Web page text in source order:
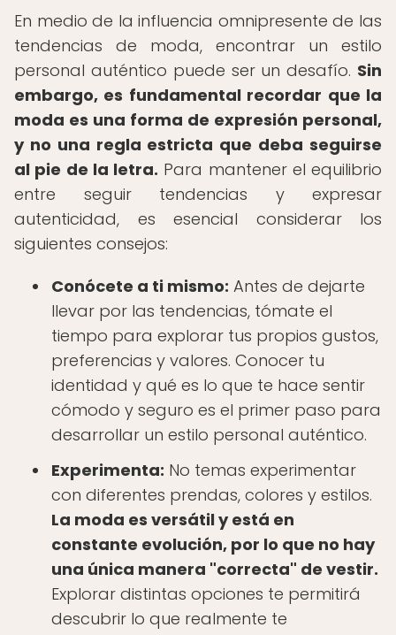
En medio de la influencia omnipresente de las
tendencias de moda, encontrar un estilo
personal auténtico puede ser un desafío. Sin
embargo, es fundamental recordar que la
moda es una forma de expresión personal,
y no una regla estricta que deba seguirse
al pie de la letra. Para mantener el equilibrio
entre seguir tendencias y expresar
autenticidad, es esencial considerar los
siguientes consejos:
Conócete a ti mismo: Antes de dejarte
llevar por las tendencias, tómate el
tiempo para explorar tus propios gustos,
preferencias y valores. Conocer tu
identidad y qué es lo que te hace sentir
cómodo y seguro es el primer paso para
desarrollar un estilo personal auténtico.
Experimenta: No temas experimentar
con diferentes prendas, colores y estilos.
La moda es versátil y está en
constante evolución, por lo que no hay
una única manera "correcta" de vestir.
Explorar distintas opciones te permitirá
descubrir lo que realmente te